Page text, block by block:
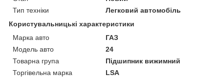
Тип техніки
Легковий автомобіль
Користувальницькі характеристики
Марка авто
ГАЗ
Модель авто
24
Товарна група
Підшипник вижимний
Торгівельна марка
LSA